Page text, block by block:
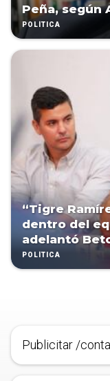
Peña, según
POLÍTICA
“Tigre
dentro del
adelantó
POLÍTICA
Publicitar /